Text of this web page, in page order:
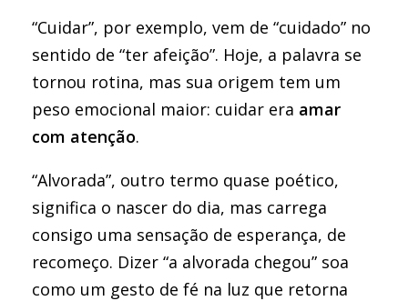
“Cuidar”, por exemplo, vem de “cuidado” no
sentido de “ter afeição”. Hoje, a palavra se
tornou rotina, mas sua origem tem um
peso emocional maior: cuidar era amar
com atenção.
“Alvorada”, outro termo quase poético,
significa o nascer do dia, mas carrega
consigo uma sensação de esperança, de
recomeço. Dizer “a alvorada chegou” soa
como um gesto de fé na luz que retorna